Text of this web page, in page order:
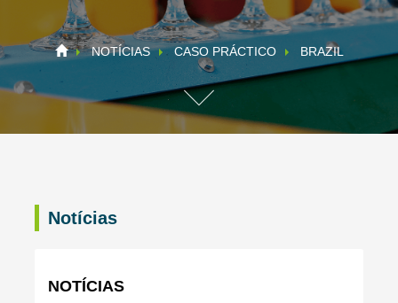
NOTÍCIAS CASO PRÁCTICO BRAZIL
Notícias
NOTÍCIAS